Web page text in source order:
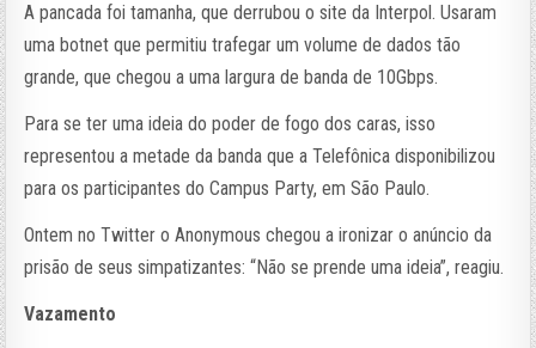
A pancada foi tamanha, que derrubou o site da Interpol. Usaram
uma botnet que permitiu trafegar um volume de dados tão
grande, que chegou a uma largura de banda de 10Gbps.
Para se ter uma ideia do poder de fogo dos caras, isso
representou a metade da banda que a Telefônica disponibilizou
para os participantes do Campus Party, em São Paulo.
Ontem no Twitter o Anonymous chegou a ironizar o anúncio da
prisão de seus simpatizantes: “Não se prende uma ideia”, reagiu.
Vazamento